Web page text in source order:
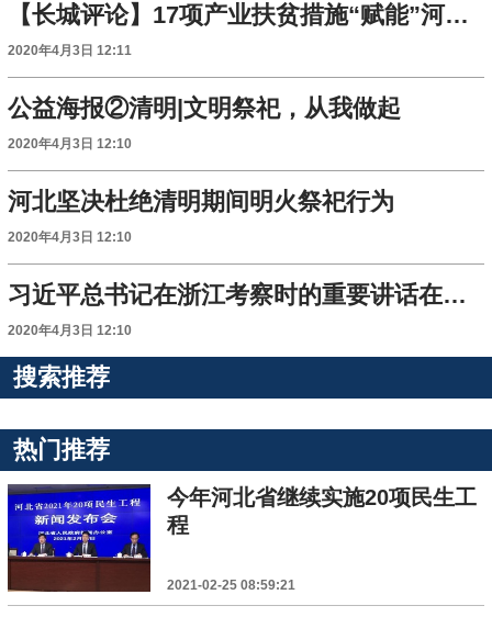
【长城评论】17项产业扶贫措施“赋能”河北脱贫攻坚
2020年4月3日 12:11
公益海报②清明|文明祭祀，从我做起
2020年4月3日 12:10
河北坚决杜绝清明期间明火祭祀行为
2020年4月3日 12:10
习近平总书记在浙江考察时的重要讲话在河北省干部群众中引发强烈反响
2020年4月3日 12:10
搜索推荐
热门推荐
今年河北省继续实施20项民生工
程
2021-02-25 08:59:21